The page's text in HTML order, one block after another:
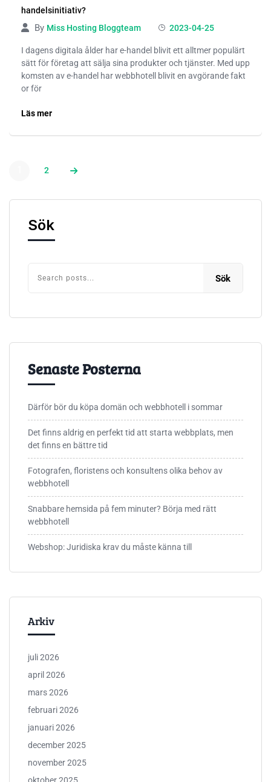
handelsinitiativ?
By Miss Hosting Bloggteam 2023-04-25
I dagens digitala ålder har e-handel blivit ett alltmer populärt
sätt för företag att sälja sina produkter och tjänster. Med upp
komsten av e-handel har webbhotell blivit en avgörande fakt
or för
Läs mer
2
Sök
Sök
Senaste Posterna
Därför bör du köpa domän och webbhotell i sommar
Det finns aldrig en perfekt tid att starta webbplats, men
det finns en bättre tid
Fotografen, floristens och konsultens olika behov av
webbhotell
Snabbare hemsida på fem minuter? Börja med rätt
webbhotell
Webshop: Juridiska krav du måste känna till
Arkiv
juli 2026
april 2026
mars 2026
februari 2026
januari 2026
december 2025
november 2025